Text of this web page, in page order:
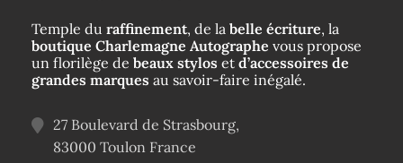
Temple du raffinement, de la belle écriture, la
boutique Charlemagne Autographe vous propose
un florilège de beaux stylos et d’accessoires de
grandes marques au savoir-faire inégalé.
27 Boulevard de Strasbourg,
83000 Toulon France